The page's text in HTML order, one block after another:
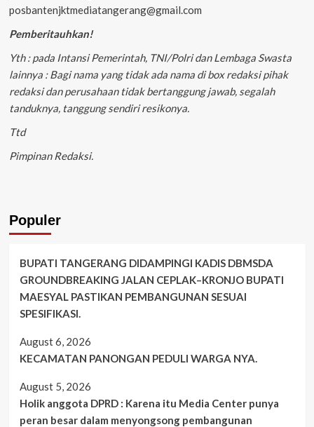
posbantenjktmediatangerang@gmail.com
Pemberitauhkan!
Yth : pada Intansi Pemerintah, TNI/Polri dan Lembaga Swasta
lainnya : Bagi nama yang tidak ada nama di box redaksi pihak
redaksi dan perusahaan tidak bertanggung jawab, segalah
tanduknya, tanggung sendiri resikonya.
Ttd
Pimpinan Redaksi.
Populer
BUPATI TANGERANG DIDAMPINGI KADIS DBMSDA
GROUNDBREAKING JALAN CEPLAK–KRONJO BUPATI
MAESYAL PASTIKAN PEMBANGUNAN SESUAI
SPESIFIKASI.
August 6, 2026
KECAMATAN PANONGAN PEDULI WARGA NYA.
August 5, 2026
Holik anggota DPRD : Karena itu Media Center punya
peran besar dalam menyongsong pembangunan